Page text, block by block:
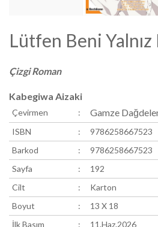
Lütfen Beni Yalnız
Çizgi Roman
Kabegiwa Aizaki
Çevirmen : Gamze
ISBN :
9786258667523
Barkod
:
9786258667523
Sayfa
:
192
Cilt
:
Karton
Boyut
:
13 X 18
İlk Basım
:
11.Haz.2026